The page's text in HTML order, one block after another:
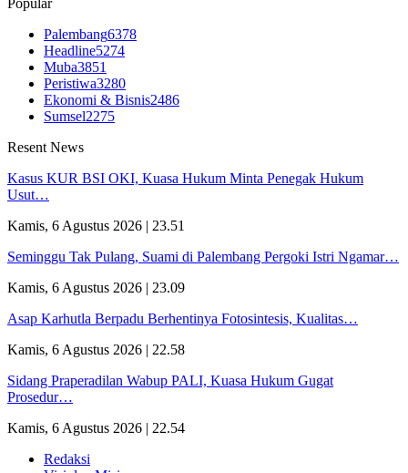
Palembang6378
Headline5274
Muba3851
Peristiwa3280
Ekonomi & Bisnis2486
Sumsel2275
Resent News
Kasus KUR BSI OKI, Kuasa Hukum Minta Penegak Hukum
Usut…
Kamis, 6 Agustus 2026 | 23.51
Seminggu Tak Pulang, Suami di Palembang Pergoki Istri Ngamar…
Kamis, 6 Agustus 2026 | 23.09
Asap Karhutla Berpadu Berhentinya Fotosintesis, Kualitas…
Kamis, 6 Agustus 2026 | 22.58
Sidang Praperadilan Wabup PALI, Kuasa Hukum Gugat
Prosedur…
Kamis, 6 Agustus 2026 | 22.54
Redaksi